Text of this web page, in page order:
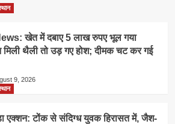
खेत में दबाए 5 लाख रुपए भूल गया
मिली थैली तो उड़ गए होश; दीमक चट कर गई
9, 2026
एक्शन: टोंक से संदिग्ध युवक हिरासत में, जैश-